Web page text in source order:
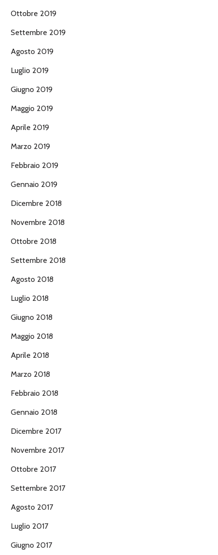
Ottobre 2019
Settembre 2019
Agosto 2019
Luglio 2019
Giugno 2019
Maggio 2019
Aprile 2019
Marzo 2019
Febbraio 2019
Gennaio 2019
Dicembre 2018
Novembre 2018
Ottobre 2018
Settembre 2018
Agosto 2018
Luglio 2018
Giugno 2018
Maggio 2018
Aprile 2018
Marzo 2018
Febbraio 2018
Gennaio 2018
Dicembre 2017
Novembre 2017
Ottobre 2017
Settembre 2017
Agosto 2017
Luglio 2017
Giugno 2017